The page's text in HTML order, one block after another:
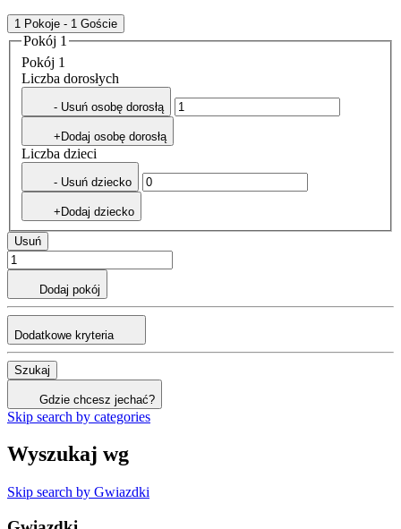
1 Pokoje - 1 Goście
Pokój 1
Pokój 1
Liczba dorosłych
- Usuń osobę dorosłą
+Dodaj osobę dorosłą
Liczba dzieci
- Usuń dziecko
+Dodaj dziecko
Usuń
Dodaj pokój
Dodatkowe kryteria
Szukaj
Gdzie chcesz jechać?
Skip search by categories
Wyszukaj wg
Skip search by Gwiazdki